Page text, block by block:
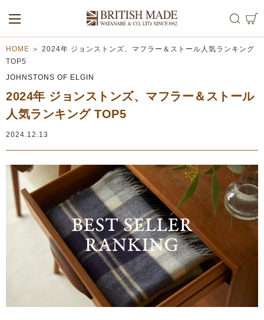
ALL MEN
WOMEN
HOME ＞ 2024年 ジョンストンズ、マフラー＆ストール人気ランキング
TOP5
JOHNSTONS OF ELGIN
2024年 ジョンストンズ、マフラー＆ストール
人気ランキング TOP5
2024.12.13